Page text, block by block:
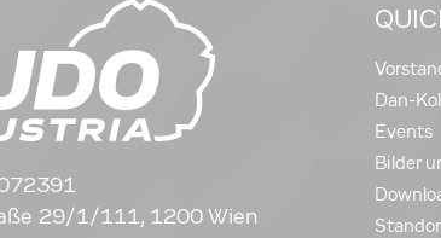
29/1/111, 1200 Wien
Dan-
Events
Bilder